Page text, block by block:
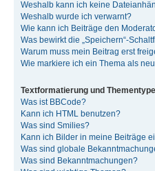
Weshalb kann ich keine
Weshalb wurde ich verwarnt?
Wie kann ich Beiträge den
Was bewirkt die „Speichern“-
Warum muss mein Beitrag erst
Wie markiere ich ein Thema als
Textformatierung und
Was ist BBCode?
Kann ich HTML benutzen?
Was sind Smilies?
Kann ich Bilder in meine Beiträge
Was sind globale
Was sind Bekanntmachungen?